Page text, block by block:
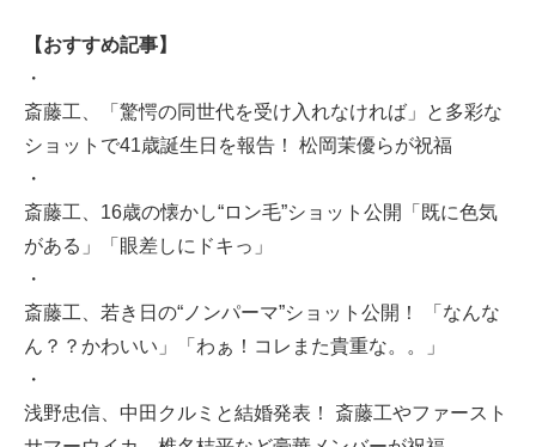
【おすすめ記事】
・
斎藤工、「驚愕の同世代を受け入れなければ」と多彩な
ショットで41歳誕生日を報告！ 松岡茉優らが祝福
・
斎藤工、16歳の懐かし“ロン毛”ショット公開「既に色気
がある」「眼差しにドキっ」
・
斎藤工、若き日の“ノンパーマ”ショット公開！ 「なんな
ん？？かわいい」「わぁ！コレまた貴重な。。」
・
浅野忠信、中田クルミと結婚発表！ 斎藤工やファースト